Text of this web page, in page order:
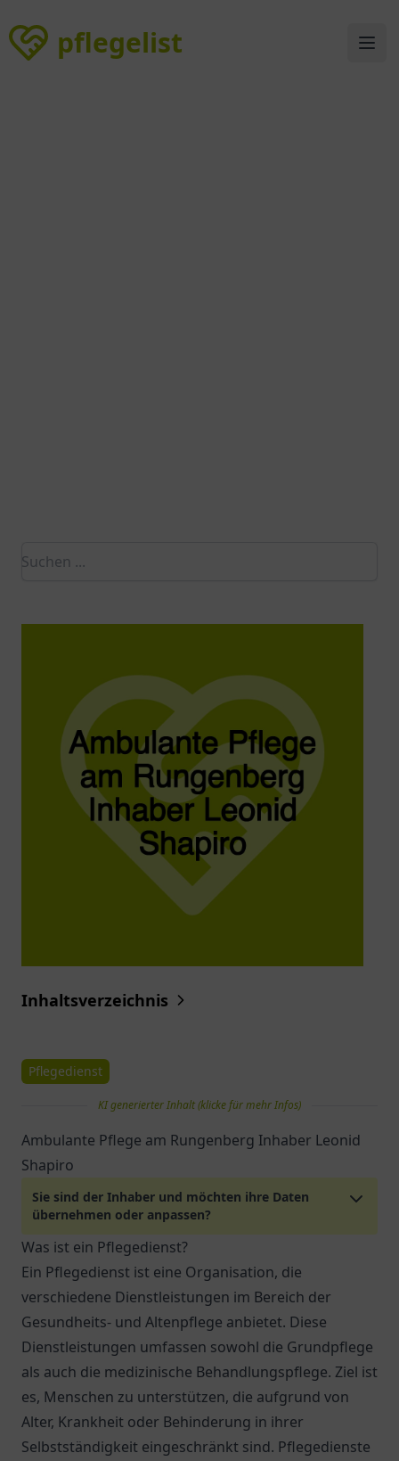
pflegelistpflegelist
Inhaltsverzeichnis
Pflegedienst
KI generierter Inhalt (klicke für mehr Infos)
Ambulante Pflege am Rungenberg Inhaber Leonid
Shapiro
Sie sind der Inhaber und möchten ihre Daten
übernehmen oder anpassen?
Was ist ein Pflegedienst?
Ein Pflegedienst ist eine Organisation, die
verschiedene Dienstleistungen im Bereich der
Gesundheits- und Altenpflege anbietet. Diese
Dienstleistungen umfassen sowohl die Grundpflege
als auch die medizinische Behandlungspflege. Ziel ist
es, Menschen zu unterstützen, die aufgrund von
Alter, Krankheit oder Behinderung in ihrer
Selbstständigkeit eingeschränkt sind. Pflegedienste